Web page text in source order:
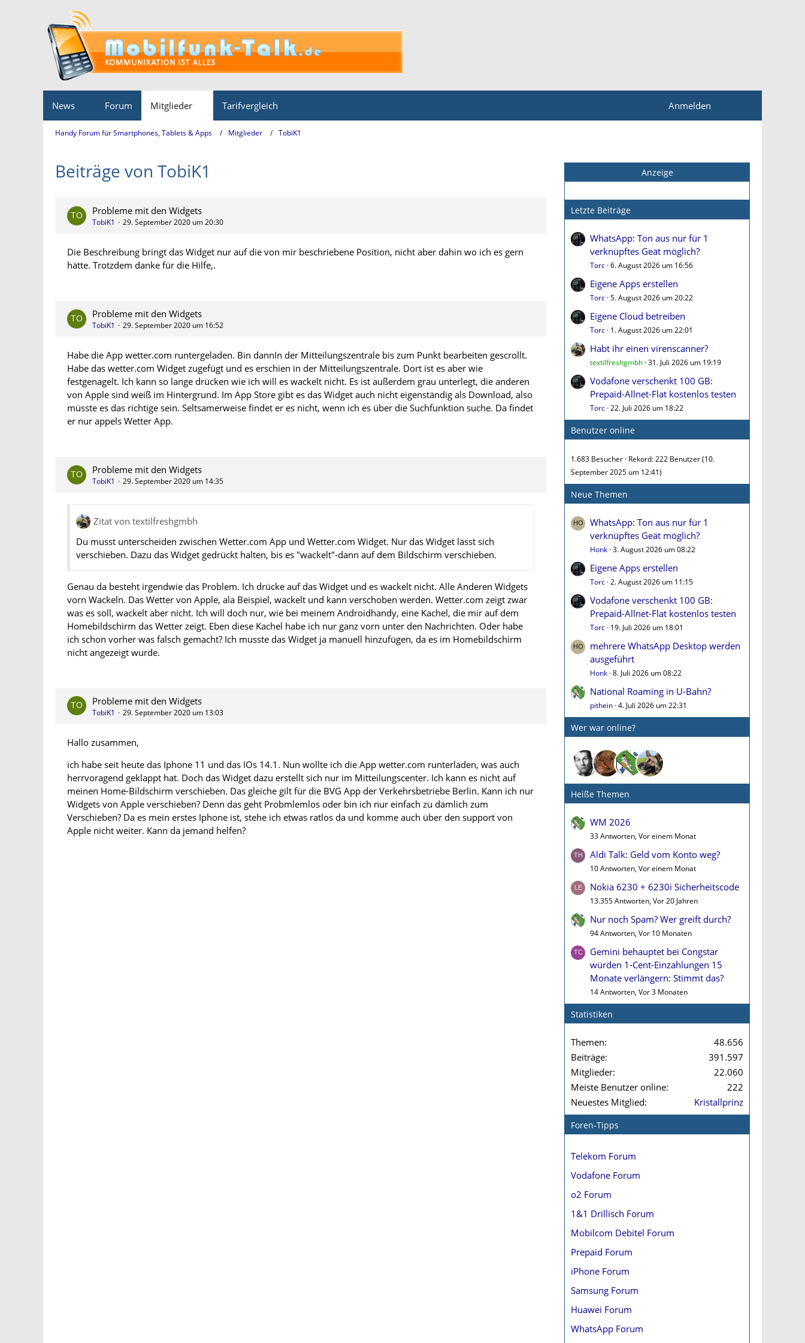
News Forum Mitglieder Tarifvergleich Anmelden
Handy Forum für Smartphones, Tablets & Apps Mitglieder TobiK1
Beiträge von TobiK1
Probleme mit den Widgets
TobiK1 29. September 2020 um 20:30
Die Beschreibung bringt das Widget nur auf die von mir beschriebene Position, nicht aber dahin wo ich es gern
hätte. Trotzdem danke für die Hilfe,.
Probleme mit den Widgets
TobiK1 29. September 2020 um 16:52
Habe die App wetter.com runtergeladen. Bin dannIn der Mitteilungszentrale bis zum Punkt bearbeiten gescrollt.
Habe das wetter.com Widget zugefügt und es erschien in der Mitteilungszentrale. Dort ist es aber wie
festgenagelt. Ich kann so lange drücken wie ich will es wackelt nicht. Es ist außerdem grau unterlegt, die anderen
von Apple sind weiß im Hintergrund. Im App Store gibt es das Widget auch nicht eigenständig als Download, also
müsste es das richtige sein. Seltsamerweise findet er es nicht, wenn ich es über die Suchfunktion suche. Da findet
er nur appels Wetter App.
Probleme mit den Widgets
TobiK1 29. September 2020 um 14:35
Zitat von textilfreshgmbh
Du musst unterscheiden zwischen Wetter.com App und Wetter.com Widget. Nur das Widget lässt sich
verschieben. Dazu das Widget gedrückt halten, bis es "wackelt"-dann auf dem Bildschirm verschieben.
Genau da besteht irgendwie das Problem. Ich drücke auf das Widget und es wackelt nicht. Alle Anderen Widgets
vorn Wackeln. Das Wetter von Apple, ala Beispiel, wackelt und kann verschoben werden. Wetter.com zeigt zwar
was es soll, wackelt aber nicht. Ich will doch nur, wie bei meinem Androidhandy, eine Kachel, die mir auf dem
Homebildschirm das Wetter zeigt. Eben diese Kachel habe ich nur ganz vorn unter den Nachrichten. Oder habe
ich schon vorher was falsch gemacht? Ich musste das Widget ja manuell hinzufügen, da es im Homebildschirm
nicht angezeigt wurde.
Probleme mit den Widgets
TobiK1 29. September 2020 um 13:03
Hallo zusammen,
ich habe seit heute das Iphone 11 und das IOs 14.1. Nun wollte ich die App wetter.com runterladen, was auch
herrvoragend geklappt hat. Doch das Widget dazu erstellt sich nur im Mitteilungscenter. Ich kann es nicht auf
meinen Home-Bildschirm verschieben. Das gleiche gilt für die BVG App der Verkehrsbetriebe Berlin. Kann ich nur
Widgets von Apple verschieben? Denn das geht Probmlemlos oder bin ich nur einfach zu dämlich zum
Verschieben? Da es mein erstes Iphone ist, stehe ich etwas ratlos da und komme auch über den support von
Apple nicht weiter. Kann da jemand helfen?
Anzeige
Letzte Beiträge
WhatsApp: Ton aus nur für 1
verknüpftes Geät möglich?
Torc 6. August 2026 um 16:56
Eigene Apps erstellen
Torc 5. August 2026 um 20:22
Eigene Cloud betreiben
Torc 1. August 2026 um 22:01
Habt ihr einen virenscanner?
textilfreshgmbh 31. Juli 2026 um 19:19
Vodafone verschenkt 100 GB:
Prepaid-Allnet-Flat kostenlos testen
Torc 22. Juli 2026 um 18:22
Benutzer online
1.683 Besucher Rekord: 222 Benutzer (10.
September 2025 um 12:41)
Neue Themen
WhatsApp: Ton aus nur für 1
verknüpftes Geät möglich?
Honk 3. August 2026 um 08:22
Eigene Apps erstellen
Torc 2. August 2026 um 11:15
Vodafone verschenkt 100 GB:
Prepaid-Allnet-Flat kostenlos testen
Torc 19. Juli 2026 um 18:01
mehrere WhatsApp Desktop werden
ausgeführt
Honk 8. Juli 2026 um 08:22
National Roaming in U-Bahn?
pithein 4. Juli 2026 um 22:31
Wer war online?
Heiße Themen
WM 2026
33 Antworten, Vor einem Monat
Aldi Talk: Geld vom Konto weg?
10 Antworten, Vor einem Monat
Nokia 6230 + 6230i Sicherheitscode
13.355 Antworten, Vor 20 Jahren
Nur noch Spam? Wer greift durch?
94 Antworten, Vor 10 Monaten
Gemini behauptet bei Congstar
würden 1-Cent-Einzahlungen 15
Monate verlängern: Stimmt das?
14 Antworten, Vor 3 Monaten
Statistiken
Themen
48.656
Beiträge
391.597
Mitglieder
22.060
Meiste Benutzer online
222
Neuestes Mitglied
Kristallprinz
Foren-Tipps
Telekom Forum
Vodafone Forum
o2 Forum
1&1 Drillisch Forum
Mobilcom Debitel Forum
Prepaid Forum
iPhone Forum
Samsung Forum
Huawei Forum
WhatsApp Forum